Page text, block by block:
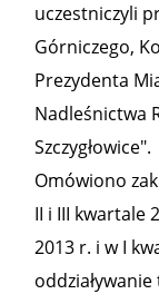
uczestniczyli
Górniczego,
Prezydenta
Nadleśnictwa
Szczygłowice".
Omówiono
II i III kwartale
2013 r. i w I